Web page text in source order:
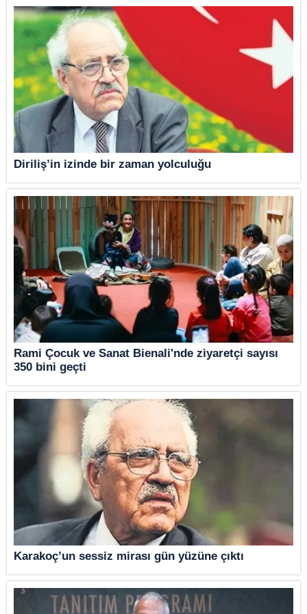
Diriliş’in izinde bir zaman yolculuğu
Rami Çocuk ve Sanat Bienali'nde ziyaretçi sayısı
350 bini geçti
Karakoç’un sessiz mirası gün yüzüne çıktı